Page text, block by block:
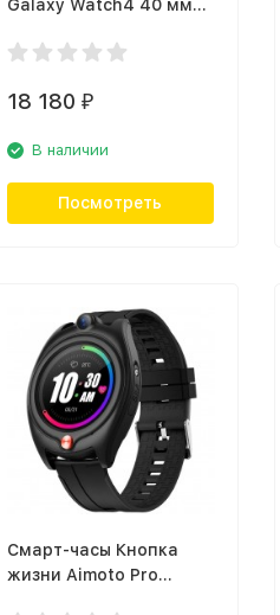
Galaxy Watch4 40 мм
Серебристый
18 180 ₽
В наличии
Посмотреть
Смарт-часы Кнопка
жизни Aimoto Pro